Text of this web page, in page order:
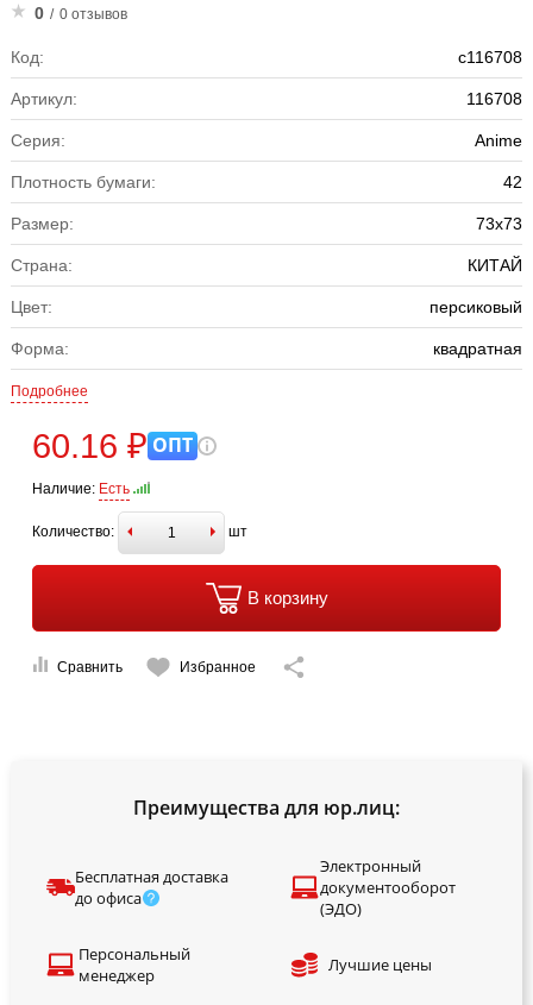
0 / 0 отзывов
Код: с116708
Артикул: 116708
Серия: Anime
Плотность бумаги: 42
Размер: 73x73
Страна: КИТАЙ
Цвет: персиковый
Форма: квадратная
Подробнее
60.16 ₽ ОПТ
Наличие: Есть
Количество: шт
В корзину
Сравнить Избранное
Преимущества для юр.лиц:
Бесплатная доставка
до офиса
Электронный
документооборот
(ЭДО)
Персональный
менеджер
Лучшие цены